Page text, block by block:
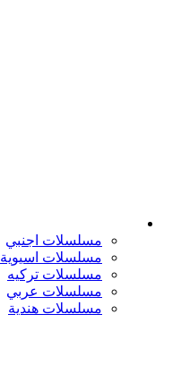
مسلسلات اجنبي
مسلسلات اسيوية
مسلسلات تركيه
مسلسلات عربي
مسلسلات هندية